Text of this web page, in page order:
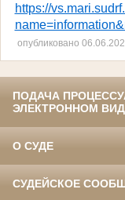
https://
опубликовано
ПОДАЧА
ЭЛЕКТРОННОМ
О СУДЕ
СУДЕЙСКОЕ